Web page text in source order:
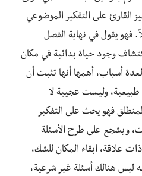
القارئ على التفكير الموضوعي
فهو يقول في نهاية الفصل
وجود حياة بدائية في مكان
أسباب، أهمها أنها تثبت أن
وليست عجيبة لا
فهو يحث على التفكير
ويشجع على طرح الأسئلة
علاقة، ابقاء المكان للشك،
ليس هنالك أسئلة غير شرعية،